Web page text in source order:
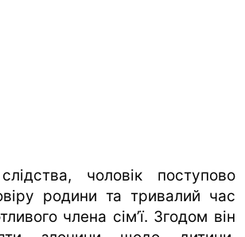
чоловік поступово
родини та тривалий час
члена сім’ї. Згодом він